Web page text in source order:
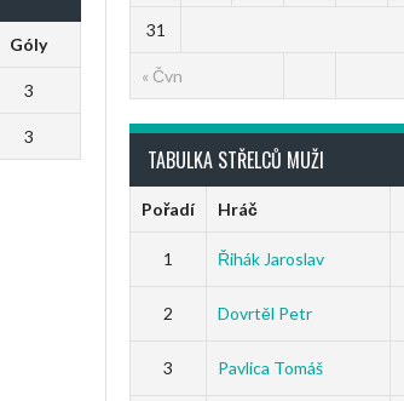
Góly
3
3
« Čvn
31
TABULKA STŘELCŮ MUŽI
Pořadí Hráč
1 Řihák Jaroslav
2 Dovrtěl Petr
3 Pavlica Tomáš